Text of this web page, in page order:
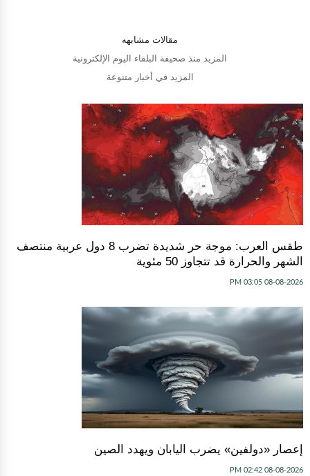
مقالات مشابهه
المزيد منذ صحيفة البلقاء اليوم الإلكترونية
المزيد في أخبار متنوعة
طقس العرب: موجة حر شديدة تضرب 8 دول عربية منتصف
الشهر والحرارة قد تتجاوز 50 مئوية
08-08-2026 03:05 PM
إعصار «دولفين» يضرب اليابان ويهدد الصين
08-08-2026 02:42 PM